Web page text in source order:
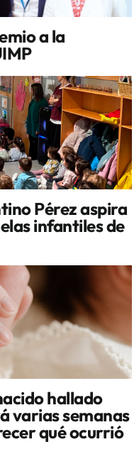
a la
Pérez aspira
infantiles de
hallado
varias semanas
qué ocurrió